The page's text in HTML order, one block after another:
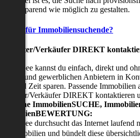
zeitsparend wie möglich zu gestalten.
für Immobiliensuchende?
Verkäufer DIREKT
Flatbee kannst du einfach, direkt und
und gewerblichen Anbietern in
und Zeit sparen. Passende Immobilien
Verkäufer DIREKT kontaktieren
in-one ImmobilienSUCHE,
Flatbee durchsucht das Internet laufend
Immobilien und bündelt diese